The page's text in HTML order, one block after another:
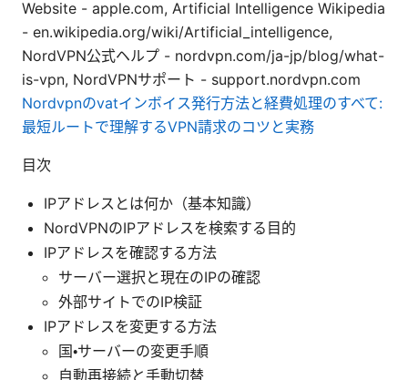
Website - apple.com, Artificial Intelligence Wikipedia
- en.wikipedia.org/wiki/Artificial_intelligence,
NordVPN公式ヘルプ - nordvpn.com/ja-jp/blog/what-
is-vpn, NordVPNサポート - support.nordvpn.com
Nordvpnのvatインボイス発行方法と経費処理のすべて:
最短ルートで理解するVPN請求のコツと実務
目次
IPアドレスとは何か（基本知識）
NordVPNのIPアドレスを検索する目的
IPアドレスを確認する方法
サーバー選択と現在のIPの確認
外部サイトでのIP検証
IPアドレスを変更する方法
国・サーバーの変更手順
自動再接続と手動切替